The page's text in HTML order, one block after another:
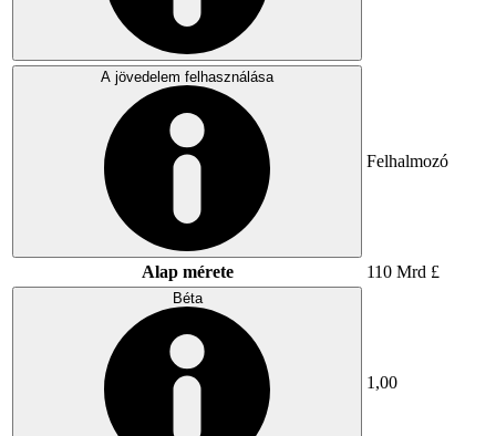
A jövedelem felhasználása
Felhalmozó
Alap mérete 110 Mrd £
Béta
1,00